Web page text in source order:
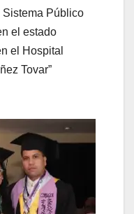
Sistema Público
el estado
el Hospital
Tovar”